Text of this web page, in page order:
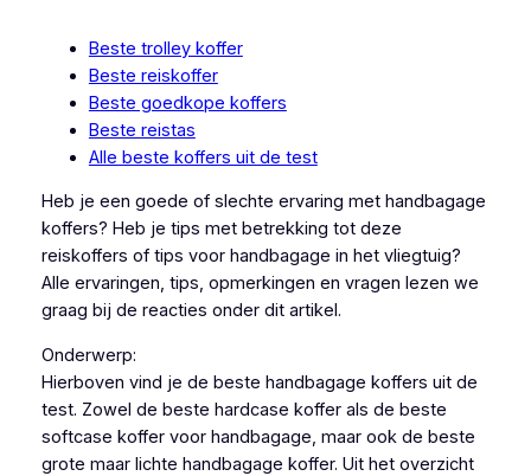
Beste trolley koffer
Beste reiskoffer
Beste goedkope koffers
Beste reistas
Alle beste koffers uit de test
Heb je een goede of slechte ervaring met handbagage
koffers? Heb je tips met betrekking tot deze
reiskoffers of tips voor handbagage in het vliegtuig?
Alle ervaringen, tips, opmerkingen en vragen lezen we
graag bij de reacties onder dit artikel.
Onderwerp:
Hierboven vind je de beste handbagage koffers uit de
test. Zowel de beste hardcase koffer als de beste
softcase koffer voor handbagage, maar ook de beste
grote maar lichte handbagage koffer. Uit het overzicht